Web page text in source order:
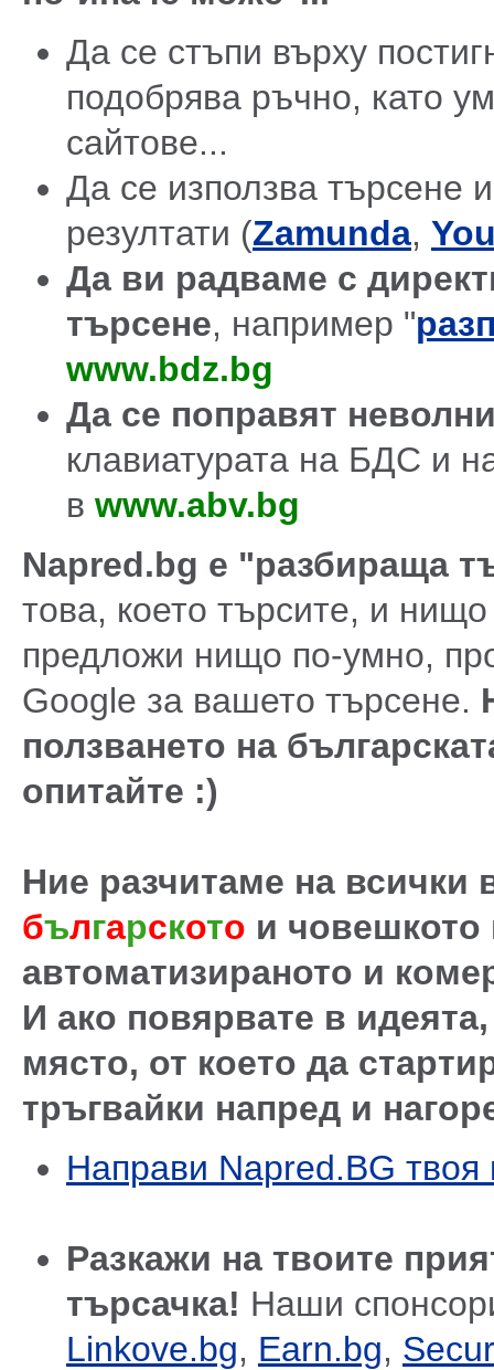
Да се стъпи върху
подобрява ръчно, като
сайтове...
Да се използва търсене
резултати (Zamunda,
Да ви радваме с
търсене, например "
www.bdz.bg
Да се поправят
клавиатурата на БДС и
в www.abv.bg
Napred.bg е "разбираща
това, което търсите, и
предложи нищо по-умно,
Google за вашето търсене.
ползването на
опитайте :)
Ние разчитаме на всички
българското и човешкото
автоматизираното и
И ако повярвате в
място, от което да
тръгвайки напред и
Направи Napred.BG твоя
Разкажи на твоите
търсачка! Наши
Linkove.bg, Earn.bg,